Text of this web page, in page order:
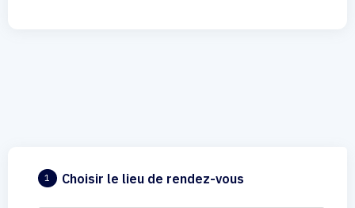
1 Choisir le lieu de rendez-vous